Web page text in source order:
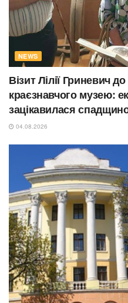
NEWS
Візит Лілії Гриневич
краєзнавчого музею:
зацікавилася
04.08.2026